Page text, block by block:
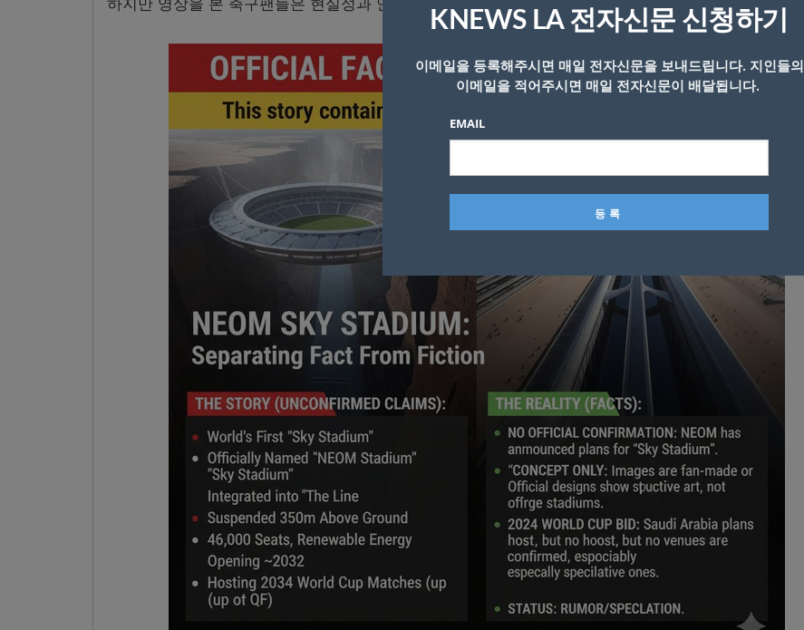
하지만 영상을 본 축구팬들은 현실성과 안전성에 의문을 제기했다.
KNEWS LA 전자신문 신청하기
이메일을 등록해주시면 매일 전자신문을 보내드립니다. 지인들의
이메일을 적어주시면 매일 전자신문이 배달됩니다.
EMAIL